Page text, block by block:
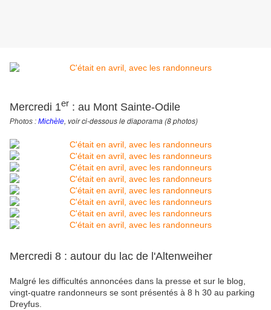
Mercredi 1er : au Mont Sainte-Odile
Photos : Michèle, voir ci-dessous le diaporama (8 photos)
Malgré les difficultés annoncées dans la presse et sur le blog,
vingt-quatre randonneurs se sont présentés à 8 h 30 au parking
Dreyfus.